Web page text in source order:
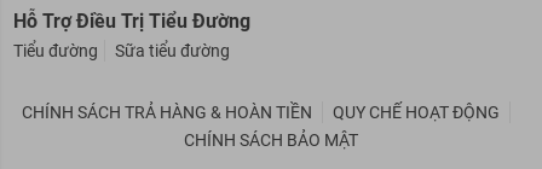
Hỗ Trợ Điều Trị Tiểu Đường
Tiểu đường Sữa tiểu đường
CHÍNH SÁCH TRẢ HÀNG & HOÀN TIỀN
QUY CHẾ HOẠT ĐỘNG
CHÍNH SÁCH BẢO MẬT